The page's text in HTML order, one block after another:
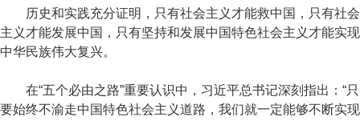
历史和实践充分证明，只有社会主义才能救中国，只有社会
主义才能发展中国，只有坚持和发展中国特色社会主义才能实现
中华民族伟大复兴。
在“五个必由之路”重要认识中，习近平总书记深刻指出：“只
要始终不渝走中国特色社会主义道路，我们就一定能够不断实现